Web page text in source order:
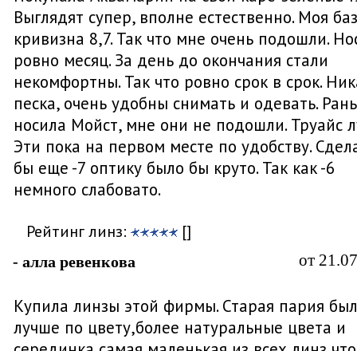
Выглядят супер, вполне естественно. Моя
кривизна 8,7. Так что мне очень подошли.
ровно месяц. За день до окончания стали
некомфортны. Так что ровно срок в срок.
песка, очень удобны снимать и одевать.
носила Мойст, мне они не подошли. Труайс
Эти пока на первом месте по удобству.
бы еще -7 оптику было бы круто. Так как -6
немного слабовато.
Рейтинг линз: []
- алла ревенкова от
Купила линзы этой фирмы. Старая пария
лучше по цвету,более натуральные цвета и